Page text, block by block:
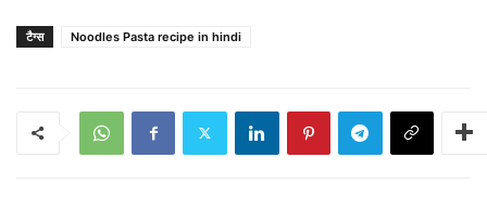
टैग्स Noodles Pasta recipe in hindi